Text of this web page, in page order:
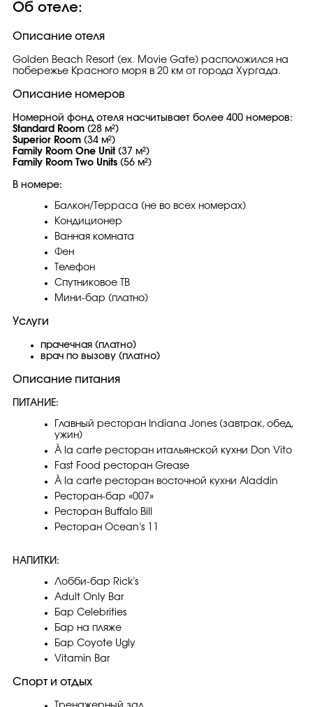
Об отеле:
Описание отеля
Golden Beach Resort (ex. Movie Gate) расположился на
побережье Красного моря в 20 км от города Хургада.
Описание номеров
Номерной фонд отеля насчитывает более 400 номеров:
Standard Room (28 м²)
Superior Room (34 м²)
Family Room One Unit (37 м²)
Family Room Two Units (56 м²)
В номере:
Балкон/Терраса (не во всех номерах)
Кондиционер
Ванная комната
Фен
Телефон
Спутниковое ТВ
Мини-бар (платно)
Услуги
прачечная (платно)
врач по вызову (платно)
Описание питания
ПИТАНИЕ:
Главный ресторан Indiana Jones (завтрак, обед,
ужин)
À la carte ресторан итальянской кухни Don Vito
Fast Food ресторан Grease
À la carte ресторан восточной кухни Aladdin
Ресторан-бар «007»‎
Ресторан Buffalo Bill
Ресторан Ocean’s 11
НАПИТКИ:
Лобби-бар Rick’s
Adult Only Bar
Бар Celebrities
Бар на пляже
Бар Coyote Ugly
Vitamin Bar
Спорт и отдых